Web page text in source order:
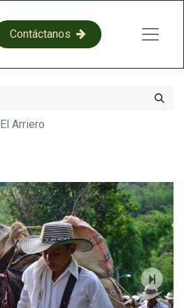
​​C​​on​​​​​​​​tácta​​​​​​​​​​​​​​​​​​​​​​no​​​​s​​
El Arriero